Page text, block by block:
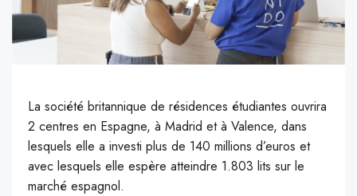
La société britannique de résidences étudiantes ouvrira
2 centres en Espagne, à Madrid et à Valence, dans
lesquels elle a investi plus de 140 millions d’euros et
avec lesquels elle espère atteindre 1.803 lits sur le
marché espagnol.